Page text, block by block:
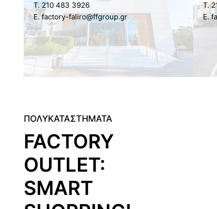
ΠΟΛΥΚΑΤΑΣΤΗΜΑΤΑ
FACTORY
OUTLET:
SMART
Τ. 210 483 3926
E. factory-faliro@ffgroup.gr
Τ.
E.